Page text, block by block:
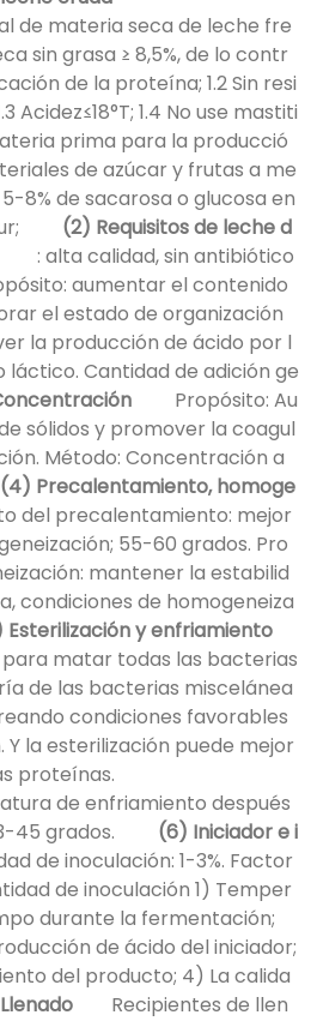
de materia seca de leche fre
sin grasa ≥ 8,5%, de lo contr
de la proteína; 1.2 Sin resi
Acidez≤18°T; 1.4 No use mastiti
prima para la producció
de azúcar y frutas a me
8% de sacarosa o glucosa en
(2) Requisitos de leche d
: alta calidad, sin antibiótico
aumentar el contenido
el estado de organización
la producción de ácido por l
láctico. Cantidad de adición ge
Propósito: Au
sólidos y promover la coagul
Método: Concentración a
(4) Precalentamiento, homoge
precalentamiento: mejor
55-60 grados. Pro
mantener la estabilid
condiciones de homogeneiza
Esterilización y enfriamiento
matar todas las bacterias
de las bacterias miscelánea
condiciones favorables
la esterilización puede mejor
proteínas.
de enfriamiento después
45 grados. (6) Iniciador e i
de inoculación: 1-3%. Factor
de inoculación 1) Temper
durante la fermentación;
de ácido del iniciador;
del producto; 4) La calida
Recipientes de llen